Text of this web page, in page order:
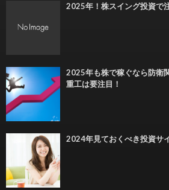
2025年！株スイング投資で
2025年も株で稼ぐなら防衛
重工は要注目！
2024年見ておくべき投資サ